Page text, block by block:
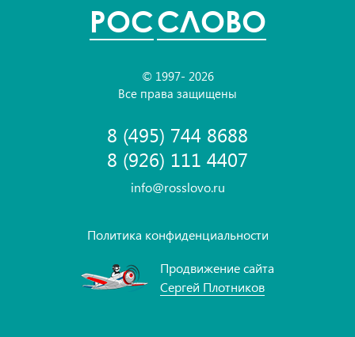
POCСЛОВО
© 1997- 2026
Все права защищены
8 (495) 744 8688
8 (926) 111 4407
info@rosslovo.ru
Политика конфиденциальности
Продвижение сайта
Сергей Плотников